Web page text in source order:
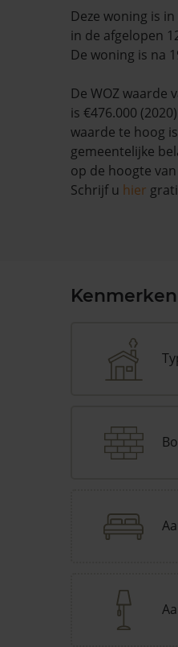
Deze woning is
in de afgelopen
De woning is na
De WOZ waarde
is €476.000
waarde te hoog
gemeentelijke
op de hoogte
Schrijf u hier
Kenmerken